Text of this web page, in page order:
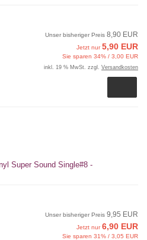
Unser bisheriger Preis 8,90 EUR
Jetzt nur5,90 EUR
Sie sparen 34% / 3,00 EUR
inkl. 19 % MwSt. zzgl. Versandkosten
Super Sound Single#8 -
Unser bisheriger Preis 9,95 EUR
Jetzt nur6,90 EUR
Sie sparen 31% / 3,05 EUR